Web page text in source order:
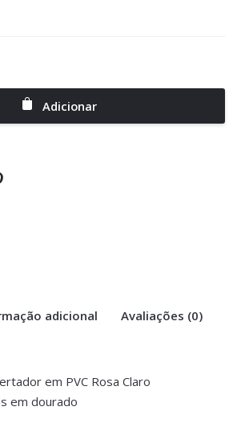
Adicionar
adicional Avaliações (0)
em PVC Rosa Claro
em dourado
kg
× 17 cm
yet.
“Relógio